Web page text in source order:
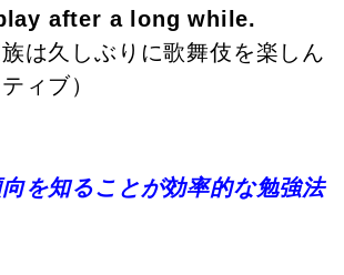
after a long while.
族は久しぶりに歌舞伎を楽しん
ィブ）
を知ることが効率的な勉強法